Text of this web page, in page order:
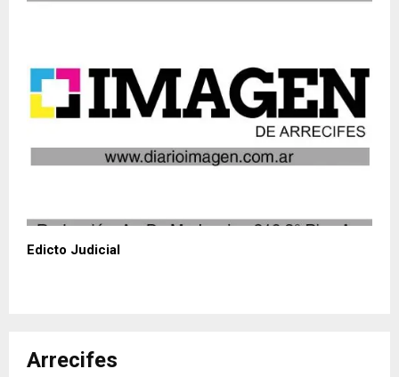
Edicto Judicial
Arrecifes